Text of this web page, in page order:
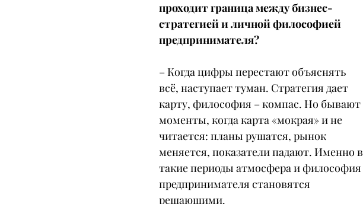
проходит граница между бизнес-
стратегией и личной философией
предпринимателя?
– Когда цифры перестают объяснять
всё, наступает туман. Стратегия дает
карту, философия – компас. Но бывают
моменты, когда карта «мокрая» и не
читается: планы рушатся, рынок
меняется, показатели падают. Именно в
такие периоды атмосфера и философия
предпринимателя становятся
решающими.